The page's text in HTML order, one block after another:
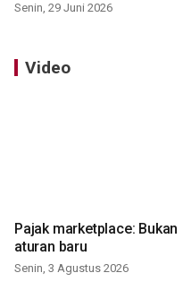
Senin, 29 Juni 2026
Video
Pajak marketplace: Bukan
aturan baru
Senin, 3 Agustus 2026